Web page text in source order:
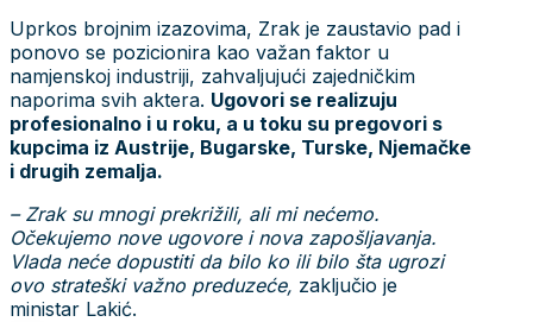
Uprkos brojnim izazovima, Zrak je zaustavio pad i
ponovo se pozicionira kao važan faktor u
namjenskoj industriji, zahvaljujući zajedničkim
naporima svih aktera. Ugovori se realizuju
profesionalno i u roku, a u toku su pregovori s
kupcima iz Austrije, Bugarske, Turske, Njemačke
i drugih zemalja.
– Zrak su mnogi prekrižili, ali mi nećemo.
Očekujemo nove ugovore i nova zapošljavanja.
Vlada neće dopustiti da bilo ko ili bilo šta ugrozi
ovo strateški važno preduzeće, zaključio je
ministar Lakić.